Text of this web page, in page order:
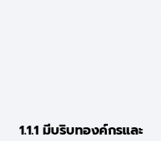
1.1.1 มีบริบทองค์กรและ